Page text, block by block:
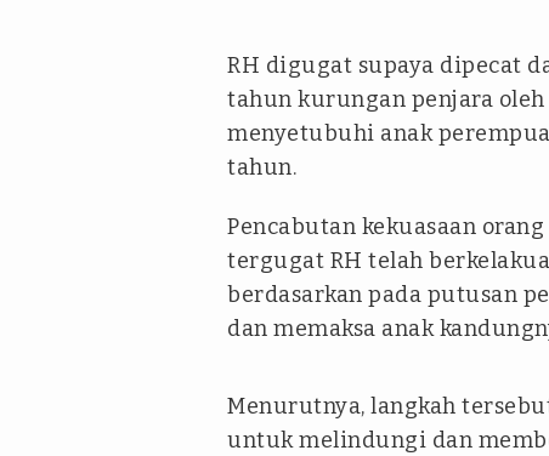
RH digugat supaya dipecat
tahun kurungan penjara oleh
menyetubuhi anak
tahun.
Pencabutan kekuasaan
tergugat RH telah
berdasarkan pada putusan
dan memaksa anak
Menurutnya, langkah
untuk melindungi dan